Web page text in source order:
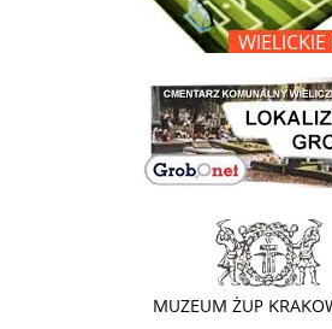
link do lokalizatora grobów na
link do strony - Muzeum Żup